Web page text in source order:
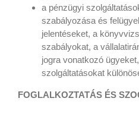
a pénzügyi
szabályozása és
jelentéseket, a
szabályokat, a
jogra vonatkozó
szolgáltatásokat
FOGLALKOZTATÁS ÉS